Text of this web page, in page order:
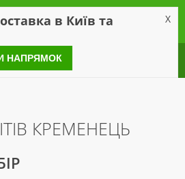
КРЕМЕНЕЦЬ
в Київ та X
НАПРЯМОК